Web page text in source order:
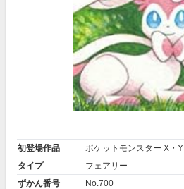
初登場作品
ポケットモンスター X・Y
タイプ
フェアリー
ずかん番号
No.700